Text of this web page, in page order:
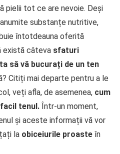
pielii tot ce are nevoie. Deși
substanțe nutritive,
întotdeauna oferită
există câteva sfaturi
să vă bucurați de un ten
Citiți mai departe pentru a le
veți afla, de asemenea, cum
tenul. Într-un moment,
și aceste informații vă vor
la obiceiurile proaste în